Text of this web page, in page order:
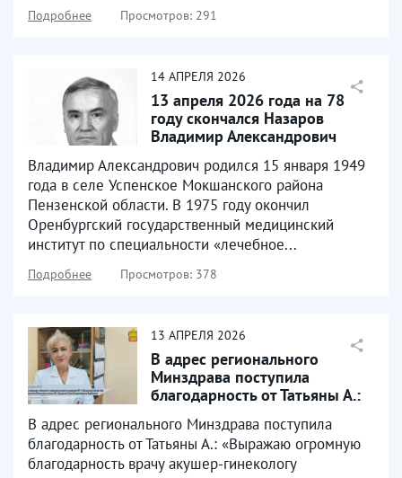
Подробнее Просмотров: 291
14 АПРЕЛЯ 2026
13 апреля 2026 года на 78
году скончался Назаров
Владимир Александрович
Владимир Александрович родился 15 января 1949
года в селе Успенское Мокшанского района
Пензенской области. В 1975 году окончил
Оренбургский государственный медицинский
институт по специальности «лечебное...
Подробнее Просмотров: 378
13 АПРЕЛЯ 2026
В адрес регионального
Минздрава поступила
благодарность от Татьяны А.:
В адрес регионального Минздрава поступила
благодарность от Татьяны А.: «Выражаю огромную
благодарность врачу акушер-гинекологу